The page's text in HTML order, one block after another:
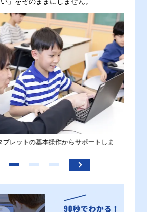
ブレットの基本操作からサポートしま